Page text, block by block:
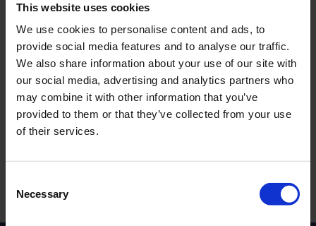
This website uses cookies
We use cookies to personalise content and ads, to
provide social media features and to analyse our traffic.
We also share information about your use of our site with
our social media, advertising and analytics partners who
may combine it with other information that you’ve
provided to them or that they’ve collected from your use
of their services.
Necessary
Tändkabel 7mm
Universal
T048-05-34-201
29KR
62022rshskf
75KR